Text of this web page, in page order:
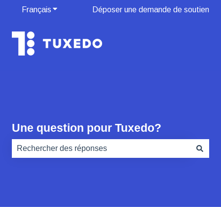
Français Afficher le sous-menu pour les traductions
Déposer une demande de soutien
Une question pour Tuxedo?